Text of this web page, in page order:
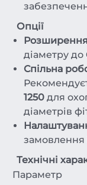
Опції
діаметру
Спільна
1250 для
діаметрів
замовлення
Технічні
Параметр